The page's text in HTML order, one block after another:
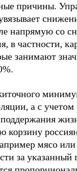
причины.
напрямую со
в частности,
занимают
а с
корзину
мясо
за